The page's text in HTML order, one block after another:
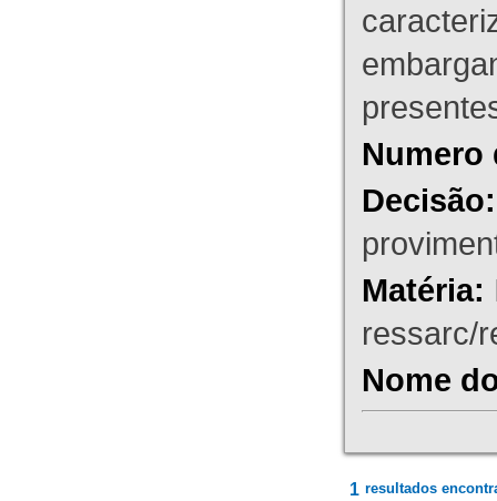
Numero
Decisão:
Matéria:
ressarc/
Nome
1 resultados